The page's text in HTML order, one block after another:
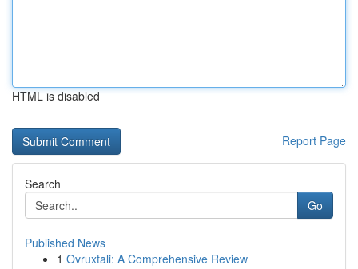
HTML is disabled
Report Page
Search
Go
Published News
1 Ovruxtali: A Comprehensive Review